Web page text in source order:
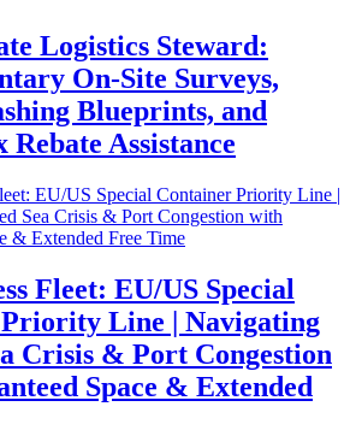
Logistics Steward:
On-Site Surveys,
Blueprints, and
Assistance
Fleet: EU/US Special
Line | Navigating
Crisis & Port Congestion
Space & Extended